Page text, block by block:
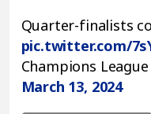
Quarter-finalists
pic.twitter.com/
Champions
March 13, 2024